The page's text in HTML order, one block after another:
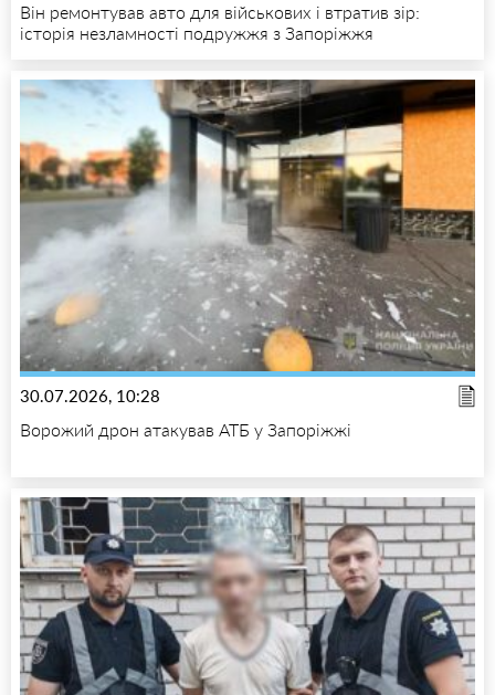
Він ремонтував авто для військових і втратив зір:
історія незламності подружжя з Запоріжжя
30.07.2026, 10:28
Ворожий дрон атакував АТБ у Запоріжжі